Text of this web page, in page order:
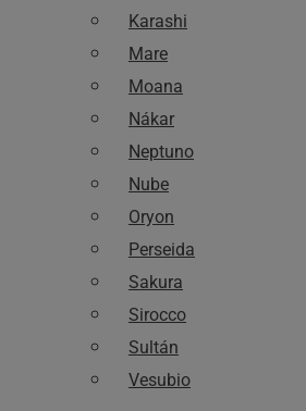
Karashi
Mare
Moana
Nákar
Neptuno
Nube
Oryon
Perseida
Sakura
Sirocco
Sultán
Vesubio